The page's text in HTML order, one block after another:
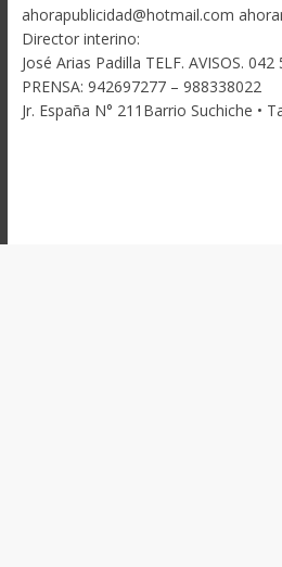
ahorapublicidad@hotmail.com
Director interino:
José Arias Padilla TELF. AVISOS.
PRENSA: 942697277 – 988338022
Jr. España N° 211Barrio Suchiche •